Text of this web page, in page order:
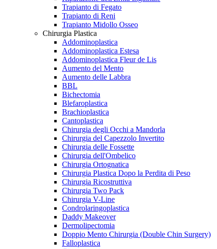
Trapianto di Fegato
Trapianto di Reni
Trapianto Midollo Osseo
Chirurgia Plastica
Addominoplastica
Addominoplastica Estesa
Addominoplastica Fleur de Lis
Aumento del Mento
Aumento delle Labbra
BBL
Bichectomia
Blefaroplastica
Brachioplastica
Cantoplastica
Chirurgia degli Occhi a Mandorla
Chirurgia del Capezzolo Invertito
Chirurgia delle Fossette
Chirurgia dell'Ombelico
Chirurgia Ortognatica
Chirurgia Plastica Dopo la Perdita di Peso
Chirurgia Ricostruttiva
Chirurgia Two Pack
Chirurgia V-Line
Condrolaringoplastica
Daddy Makeover
Dermolipectomia
Doppio Mento Chirurgia (Double Chin Surgery)
Falloplastica